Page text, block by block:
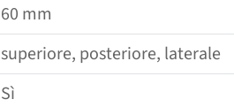
60 mm
superiore, posteriore, laterale
Sì